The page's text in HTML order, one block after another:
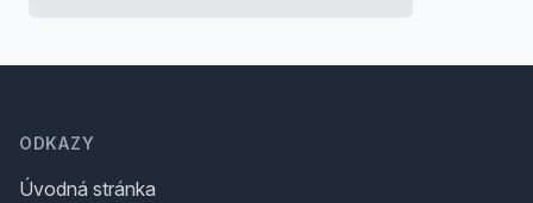
ODKAZY
Úvodná stránka